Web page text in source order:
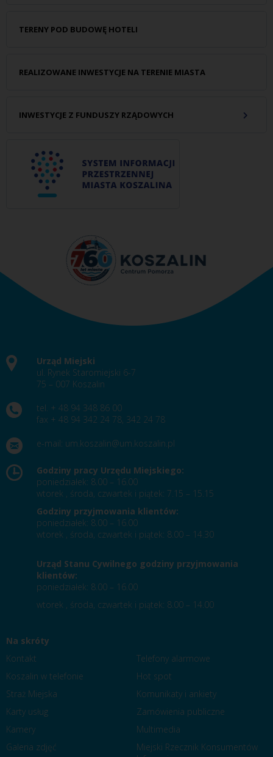
TERENY POD BUDOWĘ HOTELI
REALIZOWANE INWESTYCJE NA TERENIE MIASTA
INWESTYCJE Z FUNDUSZY RZĄDOWYCH
Urząd Miejski
ul. Rynek Staromiejski 6-7
75 – 007 Koszalin
tel. + 48 94 348 86 00
fax + 48 94 342 24 78, 342 24 78
e-mail: um.koszalin@um.koszalin.pl
Godziny pracy Urzędu Miejskiego:
poniedziałek: 8.00 – 16.00
wtorek , środa, czwartek i piątek: 7.15 – 15.15
Godziny przyjmowania klientów:
poniedziałek: 8.00 – 16.00
wtorek , środa, czwartek i piątek: 8.00 – 14.30
Urząd Stanu Cywilnego godziny przyjmowania
klientów:
poniedziałek: 8.00 – 16.00
wtorek , środa, czwartek i piątek: 8.00 – 14.00
Na skróty
Kontakt
Telefony alarmowe
Koszalin w telefonie
Hot spot
Straż Miejska
Komunikaty i ankiety
Karty usług
Zamówienia publiczne
Kamery
Multimedia
Galeria zdjęć
Miejski Rzecznik Konsumentów